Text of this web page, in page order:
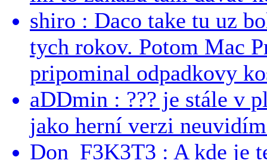
shiro : Daco take tu uz
tych rokov. Potom Mac
pripominal odpadkovy
aDDmin : ??? je stále v
jako herní verzi
Don_F3K3T3 : A kde je